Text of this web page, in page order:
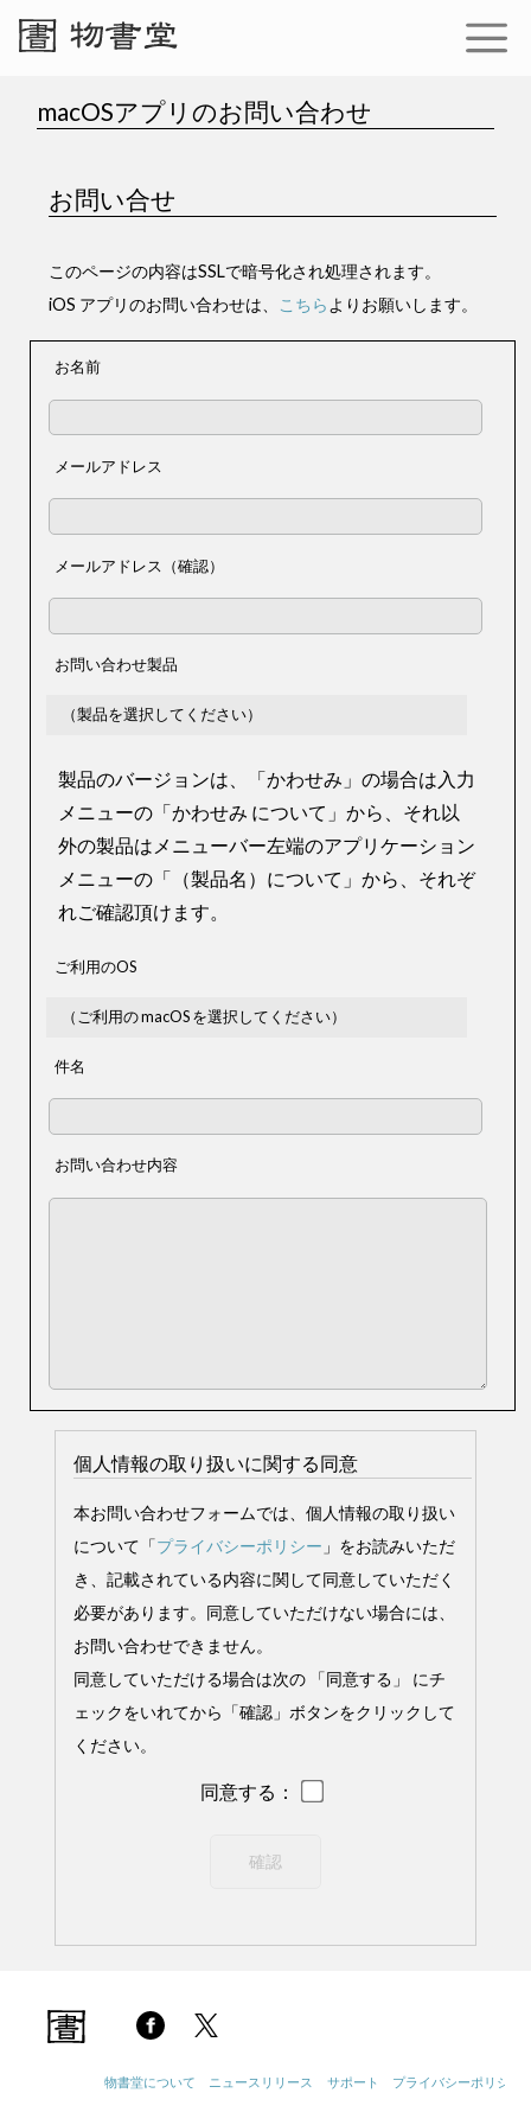
macOSアプリのお問い合わせ
お問い合せ
このページの内容はSSLで暗号化され処理されます。
iOS アプリのお問い合わせは、 こちら よりお願いします。
お名前
メールアドレス
メールアドレス（確認）
お問い合わせ製品
製品のバージョンは、「かわせみ」の場合は入力
メニューの「かわせみ について」から、それ以
外の製品はメニューバー左端のアプリケーション
メニューの「（製品名）について」から、それぞ
れご確認頂けます。
ご利用のOS
件名
お問い合わせ内容
個人情報の取り扱いに関する同意
本お問い合わせフォームでは、個人情報の取り扱い
について「プライバシーポリシー 」をお読みいただ
き、記載されている内容に関して同意していただく
必要があります。同意していただけない場合には、
お問い合わせできません。
同意していただける場合は次の 「同意する」 にチ
ェックをいれてから「確認」ボタンをクリックして
ください。
同意する：
物書堂について ニュースリリース サポート プライバシーポリシー